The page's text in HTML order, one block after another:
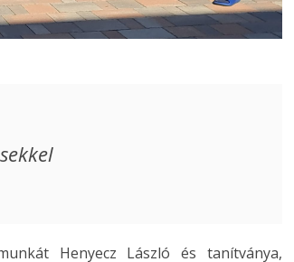
Henyecz László és tanítványa,